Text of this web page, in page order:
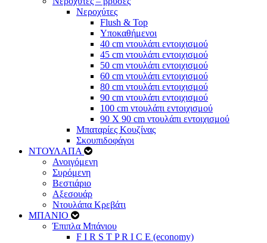
Νεροχύτες
Flush & Top
Υποκαθήμενοι
40 cm ντουλάπι εντοιχισμού
45 cm ντουλάπι εντοιχισμού
50 cm ντουλάπι εντοιχισμού
60 cm ντουλάπι εντοιχισμού
80 cm ντουλάπι εντοιχισμού
90 cm ντουλάπι εντοιχισμού
100 cm ντουλάπι εντοιχισμού
90 Χ 90 cm ντουλάπι εντοιχισμού
Μπαταρίες Κουζίνας
Σκουπιδοφάγοι
ΝΤΟΥΛΑΠΑ
Ανοιγόμενη
Συρόμενη
Βεστιάριο
Αξεσουάρ
Ντουλάπα Κρεβάτι
ΜΠΑΝΙΟ
Έπιπλα Μπάνιου
F I R S T P R I C E (economy)